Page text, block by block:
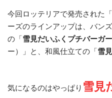
今回ロッテリアで発売された
ーズのラインアップは、バン
の「雪見だいふくプチバーガー
ー）」と、和風仕立ての「雪
気になるのはやっぱり 雪見